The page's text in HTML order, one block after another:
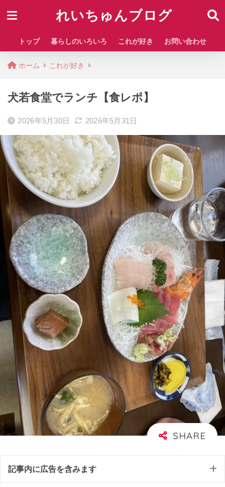
れいちゅんブログ
トップ 暮らしのいろいろ これが好き お問い合わせ
ホーム これが好き
犬若食堂でランチ【食レポ】
2026年5月30日 2026年5月31日
記事内に広告を含みます